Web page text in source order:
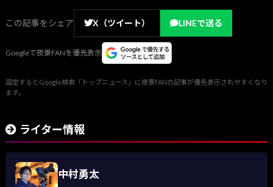
この記事をシェア X（ツイート） LINEで送る
Googleで夜景FANを優先表示
設定するとGoogle検索「トップニュース」に夜景FANの記事が優先表示されやすくなり
ます。
ライター情報
中村勇太